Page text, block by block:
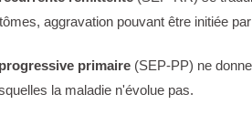
aggravation pouvant être initiée
progressive primaire (SEP-PP) ne
la maladie n'évolue pas.